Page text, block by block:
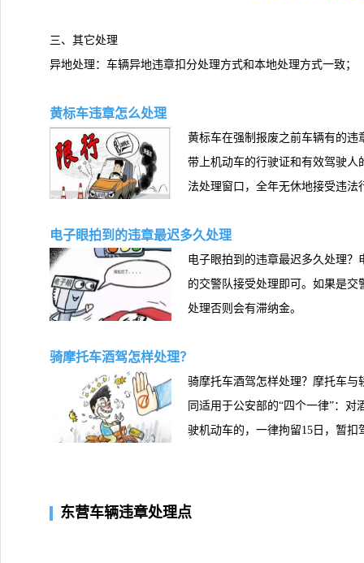
三、其它处理
异地处理：车辆异地违章扣分处理方式和本地处理方式一致；
黄标车违章怎么处理
黄标车在强制报废之前车辆有的
带上机动车的行驶证和有效驾驶
法处理窗口，全年无休地接受违法
电子眼拍到的违章最迟多久处理
电子眼拍到的违章最迟多久处理
的交警队接受处理即可。如果是
处理否则会有滞纳金。
骑摩托车酒驾怎样处理？
骑摩托车酒驾怎样处理？摩托车与
同适用于公安部的“四个一律”：
驶机动车的，一律拘留15日，暂
东营车辆违章处理点